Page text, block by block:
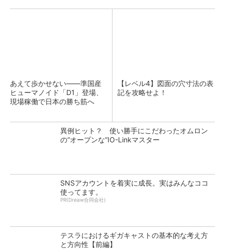
あえて歩かせない――準国産
ヒューマノイド「D1」登場、
現場稼働で日本の勝ち筋へ
【レベル4】図面の穴寸法の表
記を攻略せよ！
異例ヒット？ 使い勝手にこだわったオムロン
の“オープンな”IO-Linkマスター
SNSアカウントを着実に成長。実はみんなココ
使ってます。
PR(Dreaw合同会社)
テスラにおけるギガキャストの基本的な考え方
と方向性【前編】